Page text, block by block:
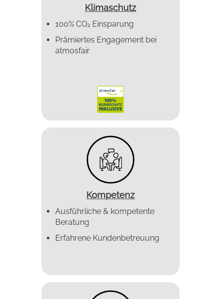
Klimaschutz
100% CO₂ Einsparung
Prämiertes Enga­gement bei
atmosfair
Kompetenz
Ausführliche & kompetente
Beratung
Erfahrene Kundenbetreuung